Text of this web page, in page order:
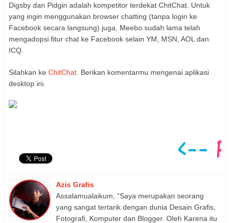
Digsby dan Pidgin adalah kompetitor terdekat ChitChat. Untuk
yang ingin menggunakan browser chatting (tanpa login ke
Facebook secara langsung) juga, Meebo sudah lama telah
mengadopsi fitur chat ke Facebook selain YM, MSN, AOL dan
ICQ.
Silahkan ke ChitChat . Berikan komentarmu mengenai aplikasi
desktop ini.
Azis Grafis
Assalamualaikum, “Saya merupakan seorang
yang sangat tertarik dengan dunia Desain Grafis,
Fotografi, Komputer dan Blogger. Oleh Karena itu